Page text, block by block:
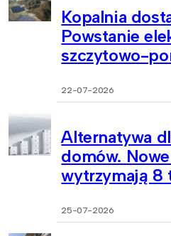
Kopalnia
Powstanie
szczytowo-
22-07-2026
Alternatywa
domów.
wytrzymają 8
25-07-2026